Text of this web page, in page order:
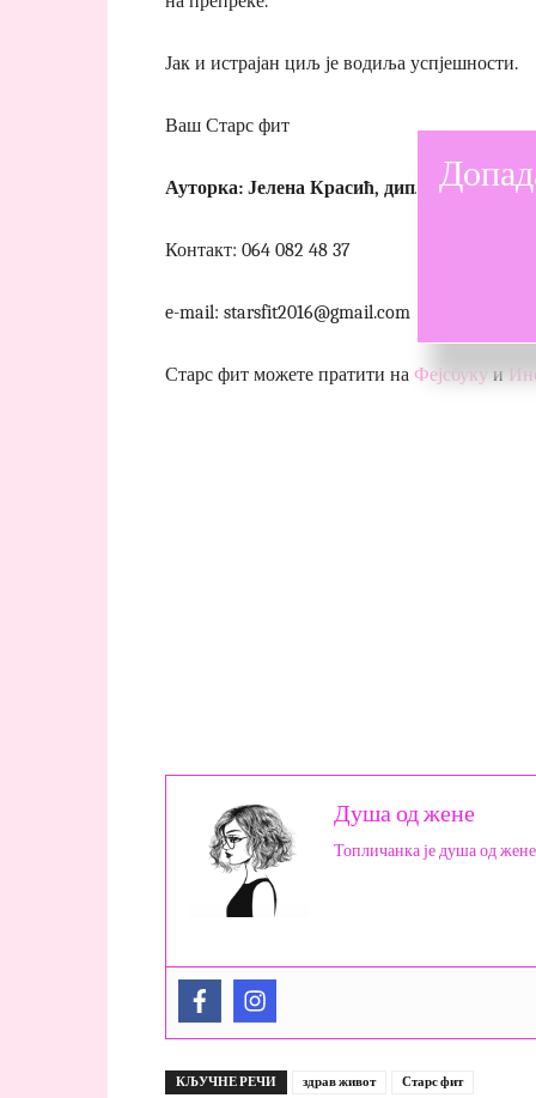
Јак и истрајан циљ је водиља успјешности.
Ваш Старс фит
Ауторка: Јелена Красић, дипл.професор
Контакт: 064 082 48 37
e-mail: starsfit2016@gmail.com
Старс фит можете пратити на Фејсбуку и
Душа од жене
Топличанка је душа од
КЉУЧНЕ РЕЧИ здрав живот Старс фит